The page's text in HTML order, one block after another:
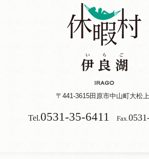
〒441-3615田原市中山町大松
Tel.0531-35-6411 Fax.